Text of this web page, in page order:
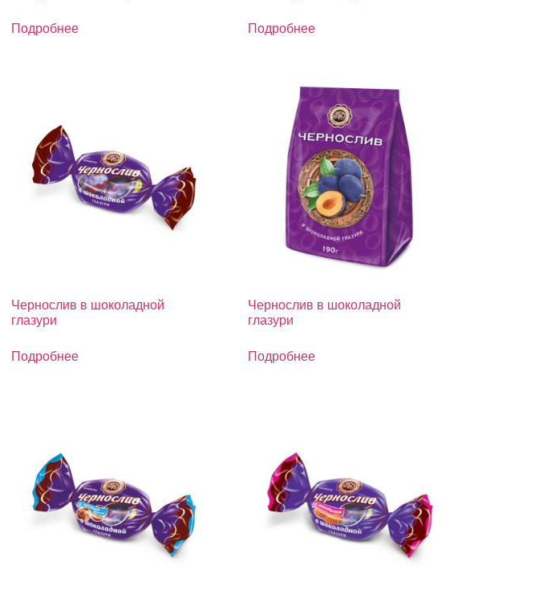
Подробнее Подробнее
Чернослив в шоколадной
глазури
Подробнее
Чернослив в шоколадной
глазури
Подробнее